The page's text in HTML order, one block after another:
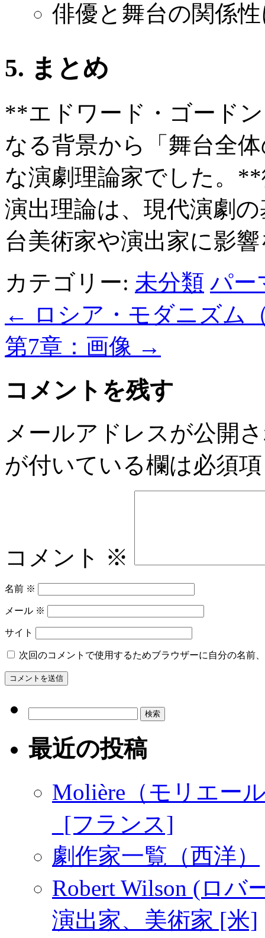
俳優と舞台の関係
5. まとめ
**エドワード・ゴード
なる背景から「舞台全
な演劇理論家でした。
演出理論は、現代演劇
台美術家や演出家に影
カテゴリー: 未分類 パー
← ロシア・モダニズム
第7章：画像 →
コメントを残す
メールアドレスが公開
が付いている欄は必須
コメント ※
名前 ※
メール ※
サイト
次回のコメントで使用するためブラウザーに自分の名前
最近の投稿
Molière（モリエー
_[フランス]
劇作家一覧（西洋）
Robert Wilson (ロバ
演出家、美術家 [米]